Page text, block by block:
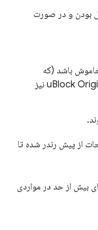
بودن و در صورت
باشد (که
صراحتاً توسط افزونه‌های کروم مانند uBlock Origin نیز
از پیش رندر شده تا
بیش از حد در مواردی